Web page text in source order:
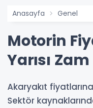
Anasayfa Genel
Motorin
Yarısı
Akaryakıt
Sektör